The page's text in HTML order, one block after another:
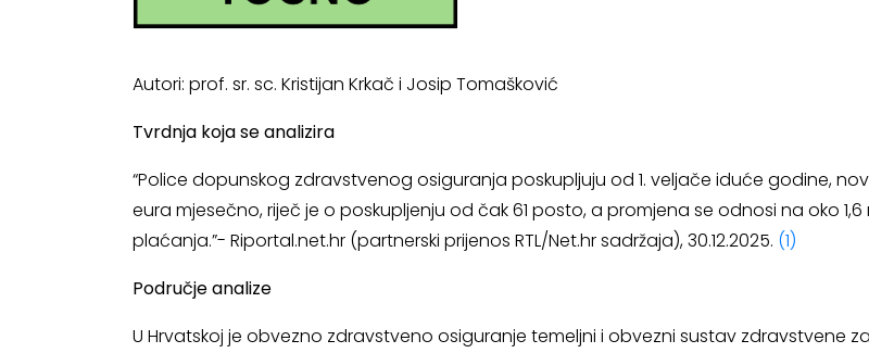
Autori: prof. sr. sc. Kristijan Krkač i Josip Tomašković
Tvrdnja koja se analizira
“Police dopunskog zdravstvenog osiguranja poskupljuju od 1. veljače iduće godine,
eura mjesečno, riječ je o poskupljenju od čak 61 posto, a promjena se odnosi na oko
plaćanja.”- Riportal.net.hr (partnerski prijenos RTL/Net.hr sadržaja), 30.12.2025. (1)
Područje analize
U Hrvatskoj je obvezno zdravstveno osiguranje temeljni i obvezni sustav zdravstvene